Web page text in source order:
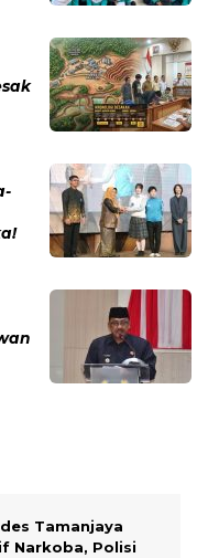
Tamanjaya
Narkoba, Polisi